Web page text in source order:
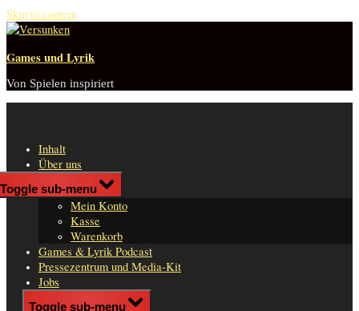
Skip to content
Games und Lyrik
Von Spielen inspiriert
Inhalt
Über uns
Shop
Toggle sub-menu
Mein Konto
Kasse
Warenkorb
Games & Lyrik Podcast
Pressezentrum und Media-Kit
Jobs
Impressum
Toggle sub-menu